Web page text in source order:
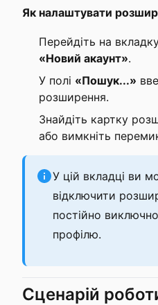
Як налаштувати
Перейдіть на
«Новий акаунт».
У полі «Пошук...»
розширення.
Знайдіть картку
або вимкніть
У цій вкладці ви
відключити
постійно
профілю.
Сценарій